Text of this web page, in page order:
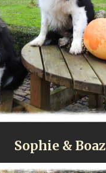
Sophie & Boaz